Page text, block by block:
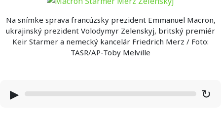
Na snímke sprava francúzsky prezident Emmanuel Macron,
ukrajinský prezident Volodymyr Zelenskyj, britský premiér
Keir Starmer a nemecký kancelár Friedrich Merz / Foto:
TASR/AP-Toby Melville
▶ ↻